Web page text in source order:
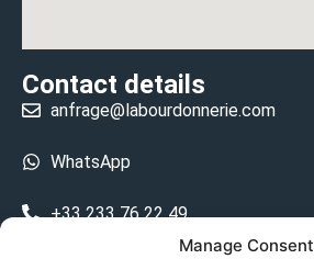
Manage Consent
Contact details
anfrage@labourdonnerie.com
WhatsApp
+33 233 76 22 49